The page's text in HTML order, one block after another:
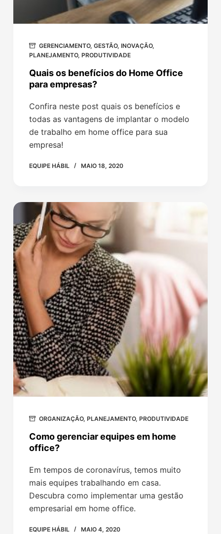
GERENCIAMENTO, GESTÃO, INOVAÇÃO,
PLANEJAMENTO, PRODUTIVIDADE
Quais os benefícios do Home Office
para empresas?
Confira neste post quais os benefícios e
todas as vantagens de implantar o modelo
de trabalho em home office para sua
empresa!
EQUIPE HÁBIL MAIO 18, 2020
ORGANIZAÇÃO, PLANEJAMENTO, PRODUTIVIDADE
Como gerenciar equipes em home
office?
Em tempos de coronavírus, temos muito
mais equipes trabalhando em casa.
Descubra como implementar uma gestão
empresarial em home office.
EQUIPE HÁBIL MAIO 4, 2020